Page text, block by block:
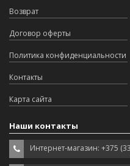
Возврат
Договор оферты
Политика конфиденциальности
Контакты
Карта сайта
Наши контакты
Интернет-магазин: +375